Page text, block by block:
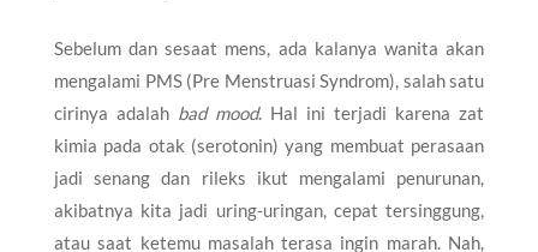
Sebelum dan sesaat mens, ada kalanya wanita akan
mengalami PMS (Pre Menstruasi Syndrom), salah satu
cirinya adalah bad mood. Hal ini terjadi karena zat
kimia pada otak (serotonin) yang membuat perasaan
jadi senang dan rileks ikut mengalami penurunan,
akibatnya kita jadi uring-uringan, cepat tersinggung,
atau saat ketemu masalah terasa ingin marah. Nah,